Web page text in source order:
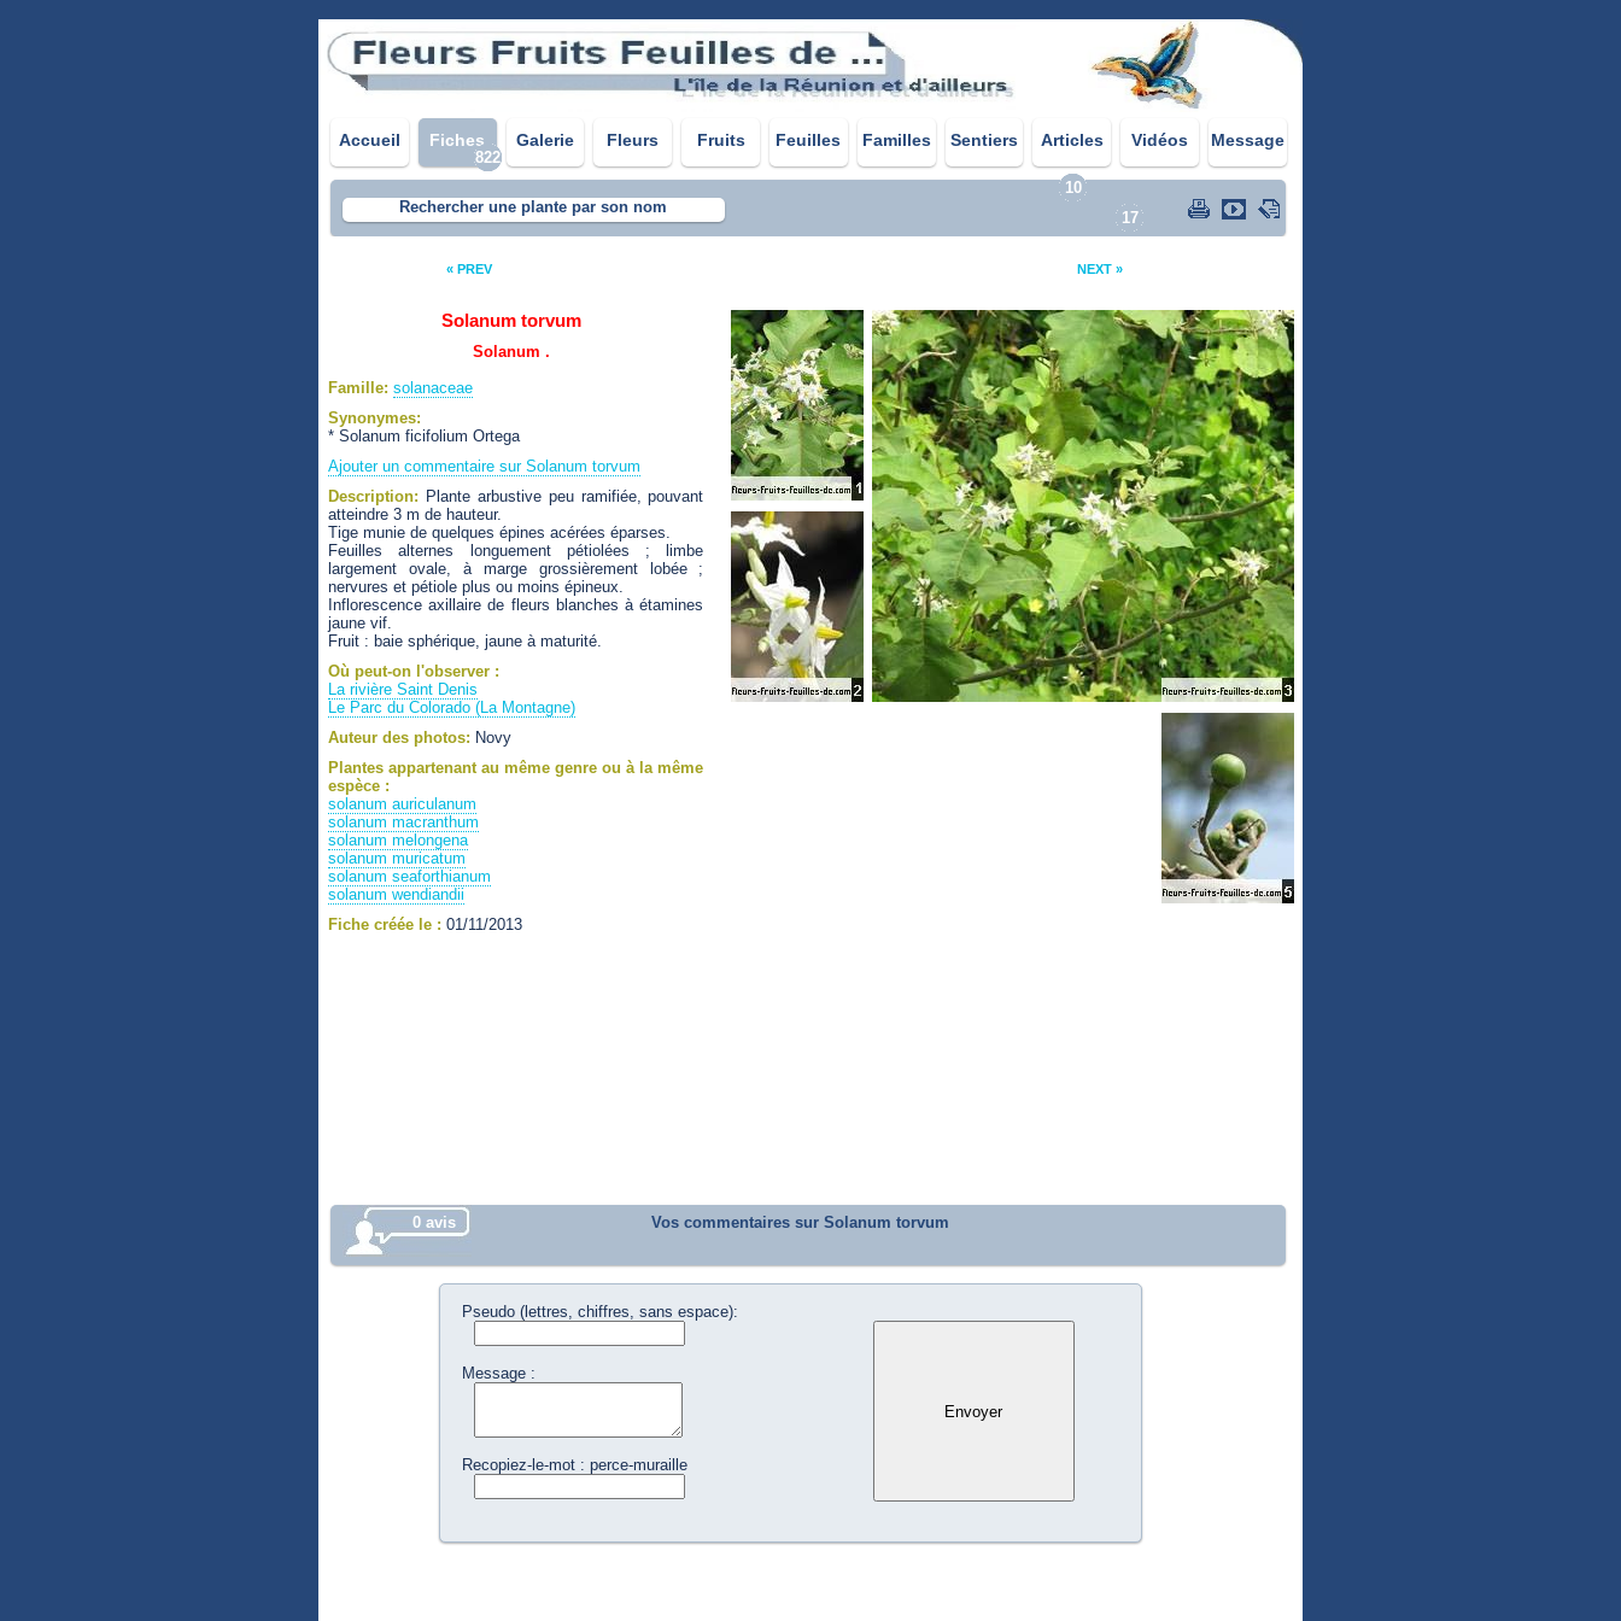
Accueil Fiches Galerie Fleurs Fruits Feuilles Familles Sentiers Articles Vidéos Message
822
10
17
Rechercher une plante par son nom
« PREV NEXT »
Solanum torvum
Solanum .
Famille: solanaceae
Synonymes:
* Solanum ficifolium Ortega
Ajouter un commentaire sur Solanum torvum
Description: Plante arbustive peu ramifiée, pouvant
atteindre 3 m de hauteur.
Tige munie de quelques épines acérées éparses.
Feuilles alternes longuement pétiolées ; limbe
largement ovale, à marge grossièrement lobée ;
nervures et pétiole plus ou moins épineux.
Inflorescence axillaire de fleurs blanches à étamines
jaune vif.
Fruit : baie sphérique, jaune à maturité.
Où peut-on l'observer :
La rivière Saint Denis
Le Parc du Colorado (La Montagne)
Auteur des photos: Novy
Plantes appartenant au même genre ou à la même
espèce :
solanum auriculanum
solanum macranthum
solanum melongena
solanum muricatum
solanum seaforthianum
solanum wendiandii
Fiche créée le : 01/11/2013
0 avis Vos commentaires sur Solanum torvum
Pseudo (lettres, chiffres, sans espace):
Message :
Recopiez-le-mot : perce-muraille